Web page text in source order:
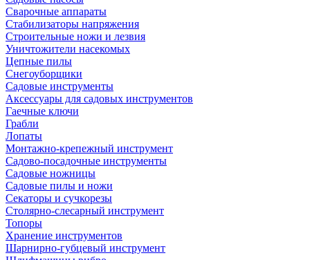
Сварочные аппараты
Стабилизаторы напряжения
Строительные ножи и лезвия
Уничтожители насекомых
Цепные пилы
Снегоуборщики
Садовые инструменты
Аксессуары для садовых инструментов
Гаечные ключи
Грабли
Лопаты
Монтажно-крепежный инструмент
Садово-посадочные инструменты
Садовые ножницы
Садовые пилы и ножи
Секаторы и сучкорезы
Столярно-слесарный инструмент
Топоры
Хранение инструментов
Шарнирно-губцевый инструмент